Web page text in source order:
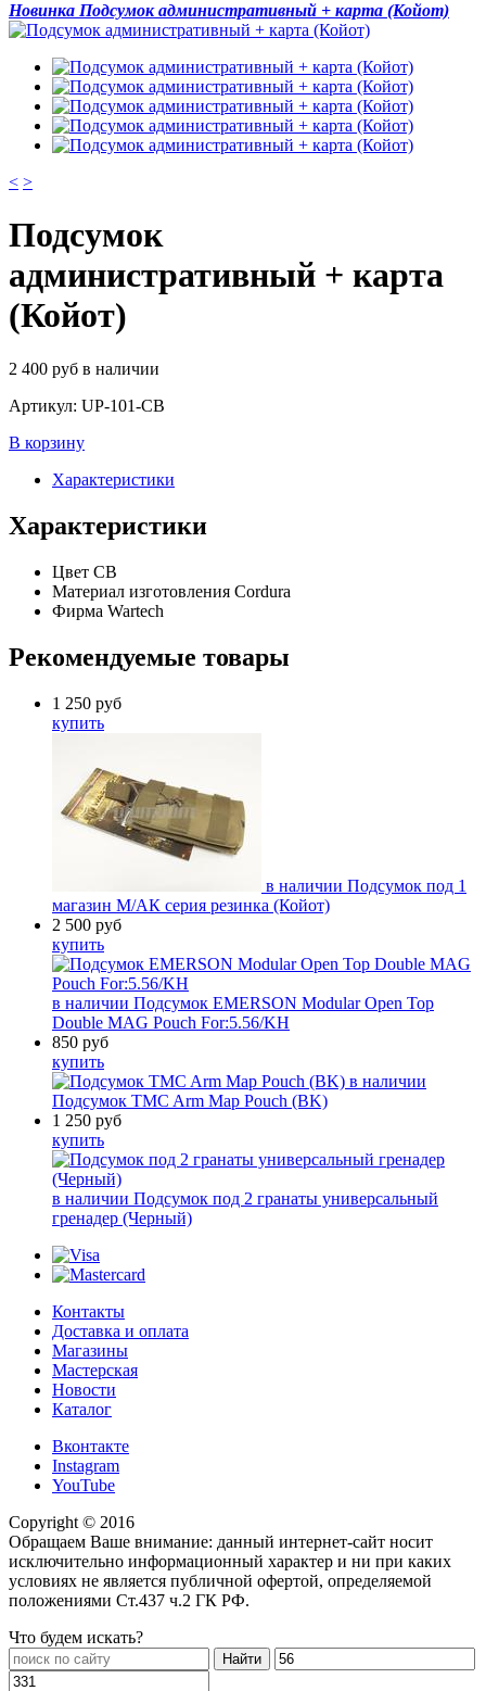
Новинка Подсумок административный + карта (Койот)
< >
Подсумок
административный + карта
(Койот)
2 400 руб в наличии
Артикул: UP-101-CB
В корзину
Характеристики
Характеристики
Цвет CB
Материал изготовления Cordura
Фирма Wartech
Рекомендуемые товары
1 250 руб
купить
в наличии Подсумок под 1
магазин М/АК серия резинка (Койот)
2 500 руб
купить
в наличии Подсумок EMERSON Modular Open Top
Double MAG Pouch For:5.56/KH
850 руб
купить
в наличии
Подсумок TMC Arm Map Pouch (BK)
1 250 руб
купить
в наличии Подсумок под 2 гранаты универсальный
гренадер (Черный)
Контакты
Доставка и оплата
Магазины
Мастерская
Новости
Каталог
Вконтакте
Instagram
YouTube
Copyright © 2016
Обращаем Ваше внимание: данный интернет-сайт носит
исключительно информационный характер и ни при каких
условиях не является публичной офертой, определяемой
положениями Ст.437 ч.2 ГК РФ.
Что будем искать?